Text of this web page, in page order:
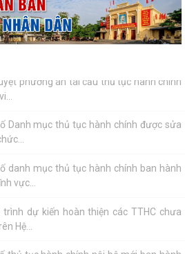
khoản định danh điện tử phục vụ đấu
Danh mục thủ tục hành chính được sửa
danh mục thủ tục hành chính ban hành
dự kiến hoàn thiện các TTHC chưa
thủ tục hành chính nội bộ mới ban hành